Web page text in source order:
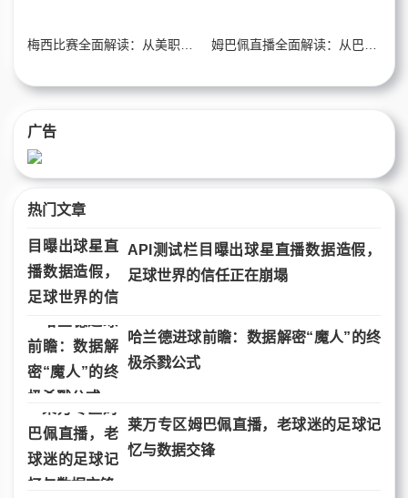
姆巴佩直播全面解读：从巴黎到皇马，速度之王的战术进化论
广告
热门文章
API测试栏目曝出球星直播数据造假，
足球世界的信任正在崩塌
哈兰德进球前瞻：数据解密“魔人”的终
极杀戮公式
莱万专区姆巴佩直播，老球迷的足球记
忆与数据交锋